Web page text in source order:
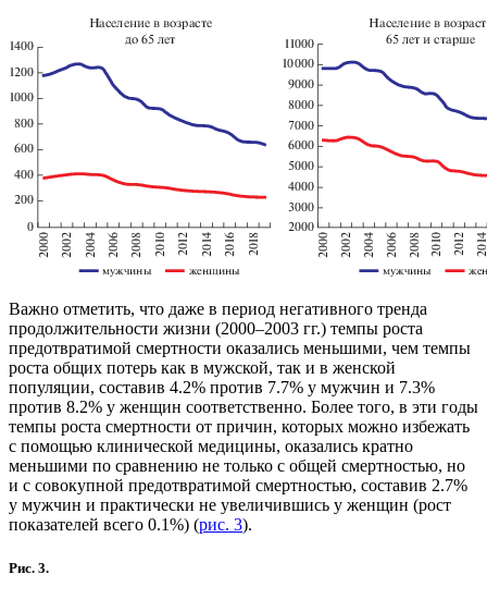
Важно отметить, что даже в период негативного тренда
продолжительности жизни (2000–2003 гг.) темпы роста
предотвратимой смертности оказались меньшими, чем темпы
роста общих потерь как в мужской, так и в женской
популяции, составив 4.2% против 7.7% у мужчин и 7.3%
против 8.2% у женщин соответственно. Более того, в эти годы
темпы роста смертности от причин, которых можно избежать
с помощью клинической медицины, оказались кратно
меньшими по сравнению не только с общей смертностью, но
и с совокупной предотвратимой смертностью, составив 2.7%
у мужчин и практически не увеличившись у женщин (рост
показателей всего 0.1%) (рис. 3).
Рис. 3.